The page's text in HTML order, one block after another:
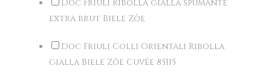
Doc Friuli Ribolla gialla spumante
extra brut Biele Zôe
Doc Friuli Colli Orientali Ribolla
gialla Biele Zôe Cuvée 85I15